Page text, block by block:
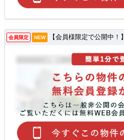
会員限定 NEW 【会員様限定で公開中！】